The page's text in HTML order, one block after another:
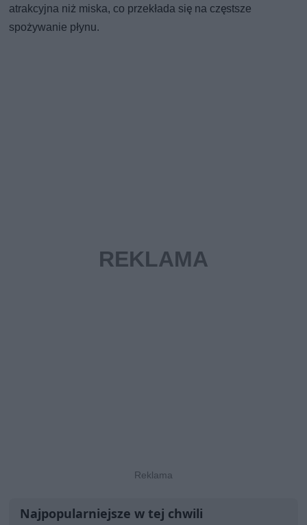
atrakcyjna niż miska, co przekłada się na częstsze
spożywanie płynu.
Najpopularniejsze w tej chwili